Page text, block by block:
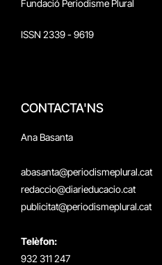
Fundació Periodisme Plural
ISSN 2339 - 9619
CONTACTA'NS
Ana Basanta
abasanta@periodismeplural.cat
redaccio@diarieducacio.cat
publicitat@periodismeplural.cat
Telèfon:
932 311 247